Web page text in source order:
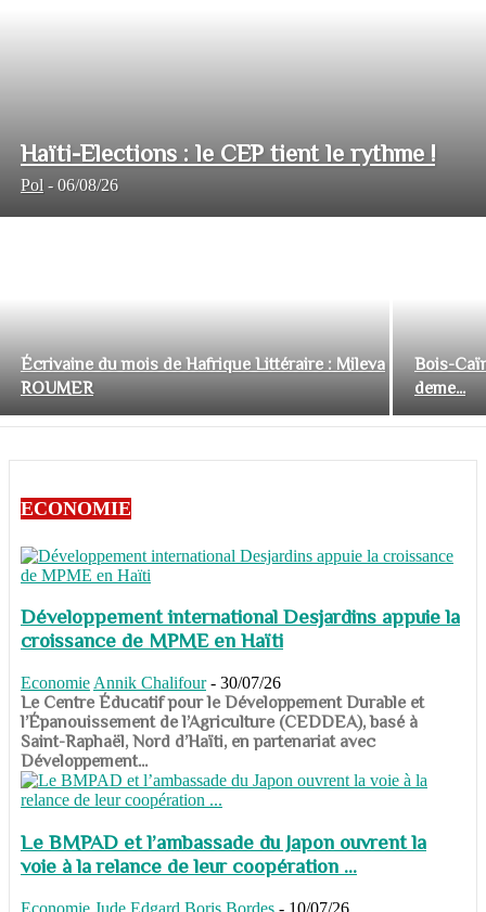
Haïti-Elections : le CEP tient le rythme !
Pol - 06/08/26
Écrivaine du mois de Hafrique Littéraire : Mileva
ROUMER
Bois-
deme...
ECONOMIE
Développement international Desjardins appuie la
croissance de MPME en Haïti
Economie Annik Chalifour - 30/07/26
​​​​​​​Le Centre Éducatif pour le Développement Durable et
l’Épanouissement de l’Agriculture (CEDDEA), basé à
Saint-Raphaël, Nord d’Haïti, en partenariat avec
Développement...
Le BMPAD et l’ambassade du Japon ouvrent la
voie à la relance de leur coopération ...
Economie Jude Edgard Boris Bordes - 10/07/26